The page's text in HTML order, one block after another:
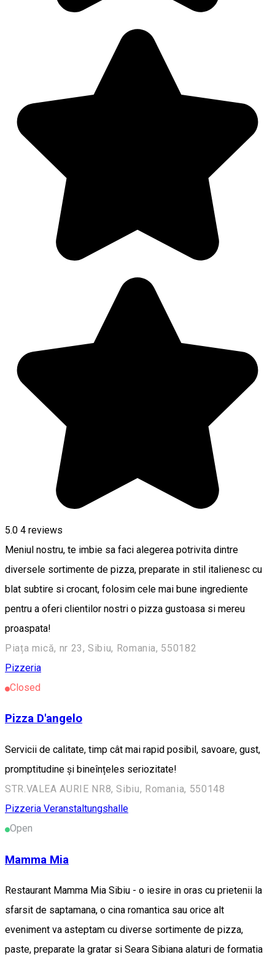
5.0 4 reviews
Meniul nostru, te imbie sa faci alegerea potrivita dintre
diversele sortimente de pizza, preparate in stil italienesc cu
blat subtire si crocant, folosim cele mai bune ingrediente
pentru a oferi clientilor nostri o pizza gustoasa si mereu
proaspata!
Piața mică, nr 23, Sibiu, Romania, 550182
Pizzeria
Closed
Pizza D'angelo
Servicii de calitate, timp cât mai rapid posibil, savoare, gust,
promptitudine și bineînțeles seriozitate!
STR.VALEA AURIE NR8, Sibiu, Romania, 550148
Pizzeria Veranstaltungshalle
Open
Mamma Mia
Restaurant Mamma Mia Sibiu - o iesire in oras cu prietenii la
sfarsit de saptamana, o cina romantica sau orice alt
eveniment va asteptam cu diverse sortimente de pizza,
paste, preparate la gratar si Seara Sibiana alaturi de formatia